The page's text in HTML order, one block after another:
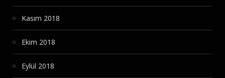
Kasım 2018
Ekim 2018
Eylül 2018